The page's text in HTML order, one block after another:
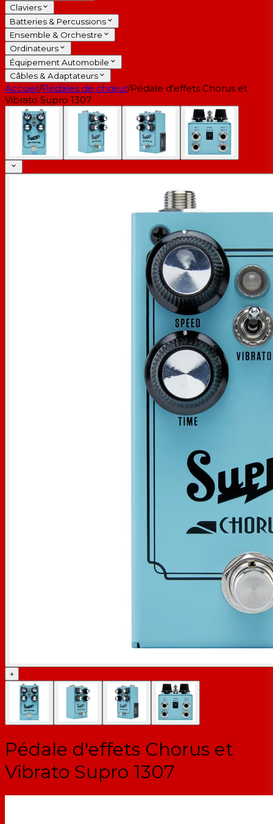
Claviers
Batteries & Percussions
Ensemble & Orchestre
Ordinateurs
Équipement Automobile
Câbles & Adaptateurs
Accueil/Pédales de chœur/Pédale d'effets Chorus et
Vibrato Supro 1307
+
Pédale d'effets Chorus et
Vibrato Supro 1307